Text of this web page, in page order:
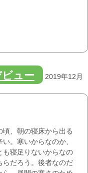
ュー
2019年12月
、朝の寝床から出る
い。寒いからなのか、
も寝足りないからなの
らだろう。後者なのだ